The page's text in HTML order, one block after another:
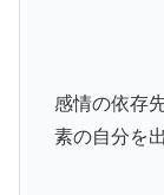
感情の依存
素の自分を